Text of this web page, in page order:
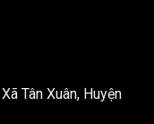
Tân Xuân, Huyện